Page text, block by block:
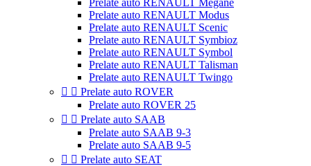
Prelate auto RENAULT Megane
Prelate auto RENAULT Modus
Prelate auto RENAULT Scenic
Prelate auto RENAULT Symbioz
Prelate auto RENAULT Symbol
Prelate auto RENAULT Talisman
Prelate auto RENAULT Twingo
  Prelate auto ROVER
Prelate auto ROVER 25
  Prelate auto SAAB
Prelate auto SAAB 9-3
Prelate auto SAAB 9-5
  Prelate auto SEAT